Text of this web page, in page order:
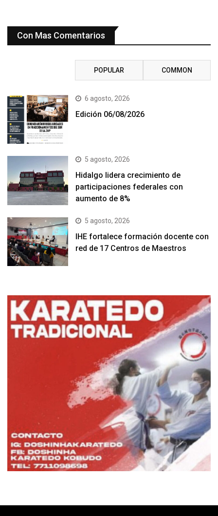
Con Mas Comentarios
POPULAR COMMON
6 agosto, 2026
Edición 06/08/2026
5 agosto, 2026
Hidalgo lidera crecimiento de
participaciones federales con
aumento de 8%
5 agosto, 2026
IHE fortalece formación docente con
red de 17 Centros de Maestros